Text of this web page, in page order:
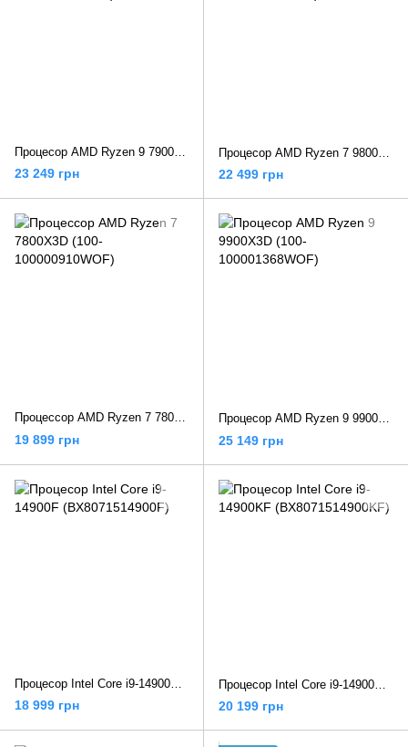
23 249 грн 22 499 грн
Процессор AMD Ryzen 7 7800X3D (100-100000910WOF)
19 899 грн
Процесор AMD Ryzen 9 9900X3D (100-100001368WOF)
25 149 грн
18 999 грн 20 199 грн